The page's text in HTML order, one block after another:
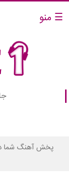
☰ منو
پخش آهنگ شما